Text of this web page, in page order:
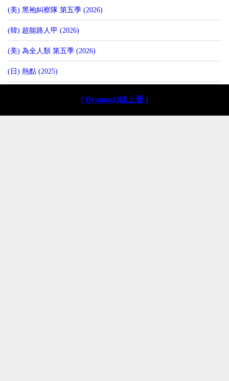
(美) 黑袍糾察隊 第五季 (2026)
(韓) 超能路人甲 (2026)
(美) 為全人類 第五季 (2026)
(日) 熱點 (2025)
[ DramasQ線上看 ]